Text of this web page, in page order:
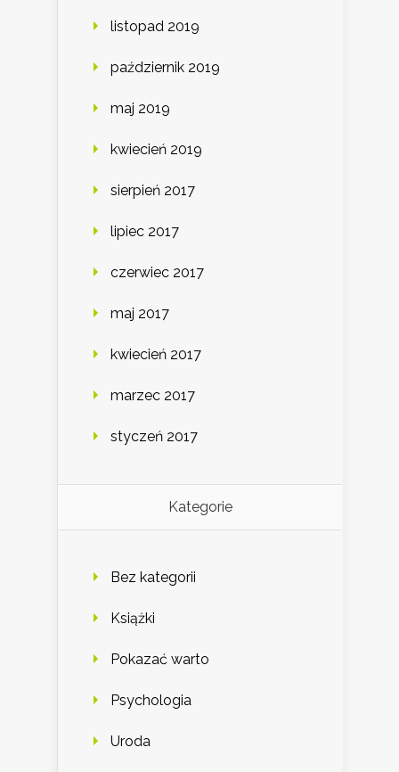
listopad 2019
październik 2019
maj 2019
kwiecień 2019
sierpień 2017
lipiec 2017
czerwiec 2017
maj 2017
kwiecień 2017
marzec 2017
styczeń 2017
Kategorie
Bez kategorii
Książki
Pokazać warto
Psychologia
Uroda